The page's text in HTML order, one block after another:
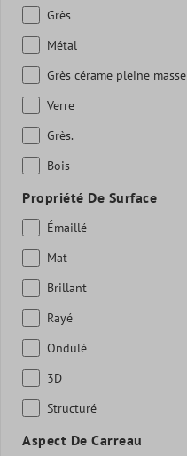
Grès
Métal
Grès cérame pleine masse
Verre
Grès.
Bois
Propriété De Surface
Émaillé
Mat
Brillant
Rayé
Ondulé
3D
Structuré
Aspect De Carreau